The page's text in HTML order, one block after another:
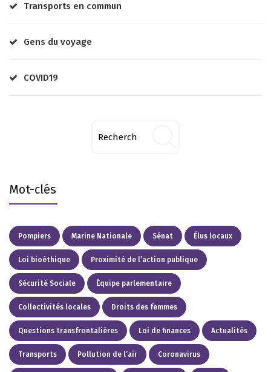
Transports en commun
Gens du voyage
COVID19
Mot-clés
Pompiers Marine Nationale Sénat Élus locaux
Loi bioéthique Proximité de l’action publique
Sécurité Sociale Équipe parlementaire
Collectivités locales Droits des femmes
Questions transfrontalières Loi de finances Actualités
Transports Pollution de l’air Coronavirus